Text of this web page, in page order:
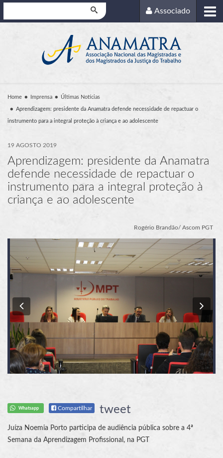
Associado
Home Imprensa Últimas Notícias
Aprendizagem: presidente da Anamatra defende necessidade de repactuar o
instrumento para a integral proteção à criança e ao adolescente
19 AGOSTO 2019
Aprendizagem: presidente da Anamatra
defende necessidade de repactuar o
instrumento para a integral proteção à
criança e ao adolescente
Rogério Brandão/ Ascom PGT
Previous
Whatsapp Compartilhar tweet
Juíza Noemia Porto participa de audiência pública sobre a 4ª
Semana da Aprendizagem Profissional, na PGT